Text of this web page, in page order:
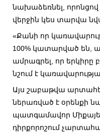
նախաձեռնել,
վերջին կես տարվա
«Քանի որ
100% կատարված են,
ամրագրել, որ երկիրը
նշում է
Այս շաբաթվա
ներառված է օրենքի
պատգամավոր
դիրքորոշում